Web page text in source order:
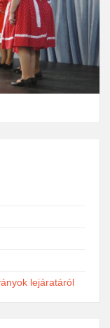
lejáratáról